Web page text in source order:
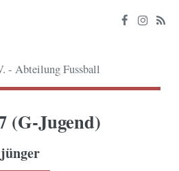
- Abteilung Fussball
(G-Jugend)